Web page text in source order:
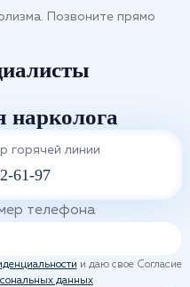
Позвоните прямо
нарколога
горячей линии
61-97
телефона
и даю свое Согласие
данных